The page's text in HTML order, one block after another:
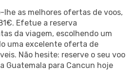
lhe as melhores ofertas de voos,
Efetue a reserva
da viagem, escolhendo um
uma excelente oferta de
Não hesite: reserve o seu voo
Guatemala para Cancun hoje